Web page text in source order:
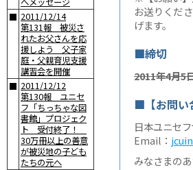
■ 2011/12/14
第131報 被災さ
れたお父さんを応
援しよう 父子家
庭・父親育児支援
講習会を開催
■ 2011/12/12
第130報 ユニセ
フ「ちっちゃな図
書館」プロジェク
ト 受付終了！
30万冊以上の善意
が被災地の子ども
たちの元へ
お送りくだ
げます。
■締切
2011年4月5
■【お問い
日本ユニセ
Email：
みなさまの